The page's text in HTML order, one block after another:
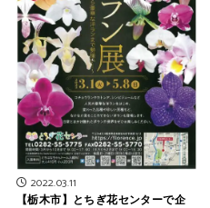
2022.03.11
【栃木市】とちぎ花センターで企